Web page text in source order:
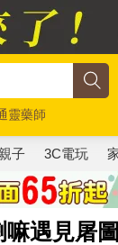
靈藥師
子 3C電玩
遇見屠